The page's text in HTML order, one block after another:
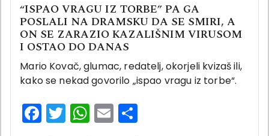
“ISPAO VRAGU IZ TORBE” PA GA
POSLALI NA DRAMSKU DA SE SMIRI, A
ON SE ZARAZIO KAZALIŠNIM VIRUSOM
I OSTAO DO DANAS
Mario Kovač, glumac, redatelj, okorjeli kvizaš ili,
kako se nekad govorilo „ispao vragu iz torbe“.
Facebook
Twitter
WhatsApp
Email